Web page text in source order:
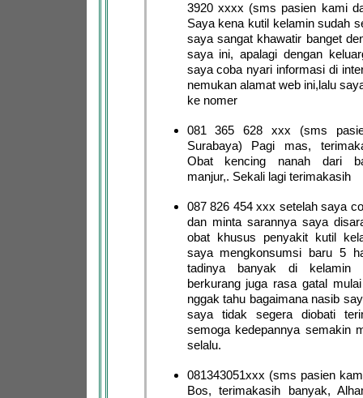
3920 xxxx (sms pasien kami
Saya kena kutil kelamin sudah
saya sangat khawatir banget
saya ini, apalagi dengan
saya coba nyari informasi di
nemukan alamat web ini,lalu
ke nomer
081 365 628 xxx (sms
Surabaya) Pagi mas,
Obat kencing nanah dari
manjur,. Sekali lagi terimakasih
087 826 454 xxx setelah saya
dan minta sarannya saya
obat khusus penyakit kutil
saya mengkonsumsi baru 5
tadinya banyak di kelamin
berkurang juga rasa gatal
nggak tahu bagaimana nasib
saya tidak segera diobati
semoga kedepannya semakin
selalu.
081343051xxx (sms pasien
Bos, terimakasih banyak,